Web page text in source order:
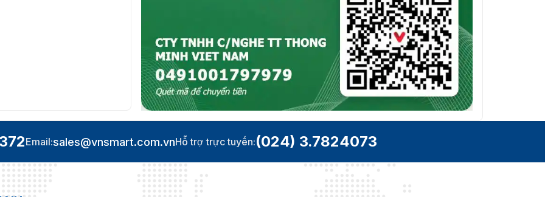
Email:sales@vnsmart.com.vnHỗ trợ trực tuyến:(024) 3.7824073